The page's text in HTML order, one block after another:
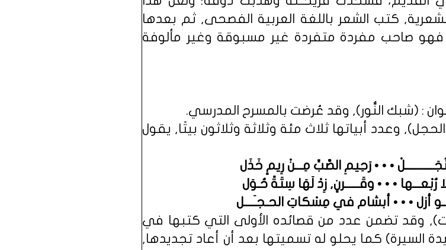
كتب الشعر باللغة العربية الفصحى, ثم بعدها
فهو صاحب مفردة متفردة غير مسبوقة وغير مألوفة
وعدد أبياتها ثلاث مئة وثلاثة وثلاثون بيتًا, يقول
• • • رَحِيمِ الصَّبِّ مِـــنْ رِيمٍ خَذَل
رُبْعـــها • • • وقَــــــرنٍ, زِدْ لَهَا سِتَةً حُـوَل
أزل • • • أبشام في مِسْكاتِ الحـجـَــــل
وقد تضمن عدد من قصائده الأولى التي كتبها في
السيرة) كما يحلو له تسميتها بعد أن أعاد تجديدها,